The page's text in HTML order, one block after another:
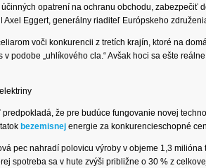
opatrení na ochranu obchodu, zabezpečiť
Axel Eggert, generálny riaditeľ Európskeho
voči konkurencii z tretích krajín, ktoré na
v podobe „uhlíkového cla.“ Avšak hoci sa ešte
že pre budúce fungovanie novej
bezemisnej energie za konkurencieschopné
pec nahradí polovicu výroby v objeme 1,3
spotreba sa v hute zvýši približne o 30 % z